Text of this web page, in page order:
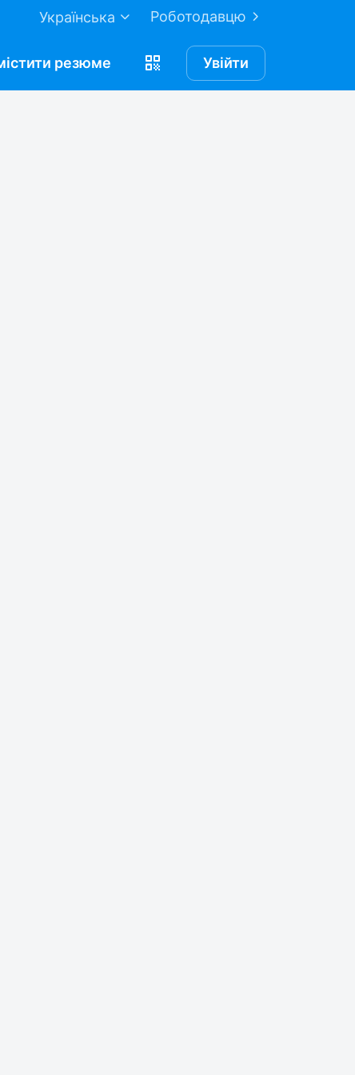
Роботодавцю
Українська
резюме Увійти
link